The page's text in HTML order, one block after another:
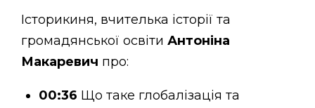
Історикиня, вчителька історії та
громадянської освіти Антоніна
Макаревич про:
00:36 Що таке глобалізація та